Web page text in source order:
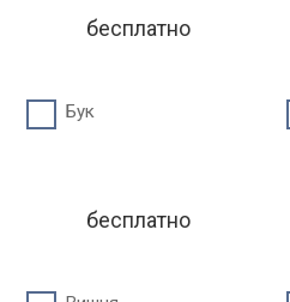
бесплатно
Бук
бесплатно